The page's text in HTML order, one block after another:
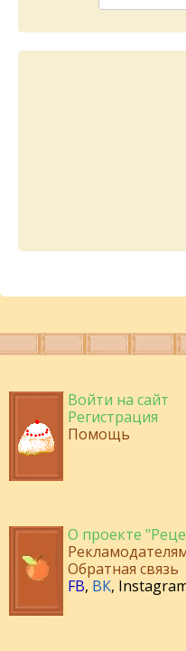
Войти на сайт
Регистрация
Помощь
О проекте
Обратная связь
FB, ВК,